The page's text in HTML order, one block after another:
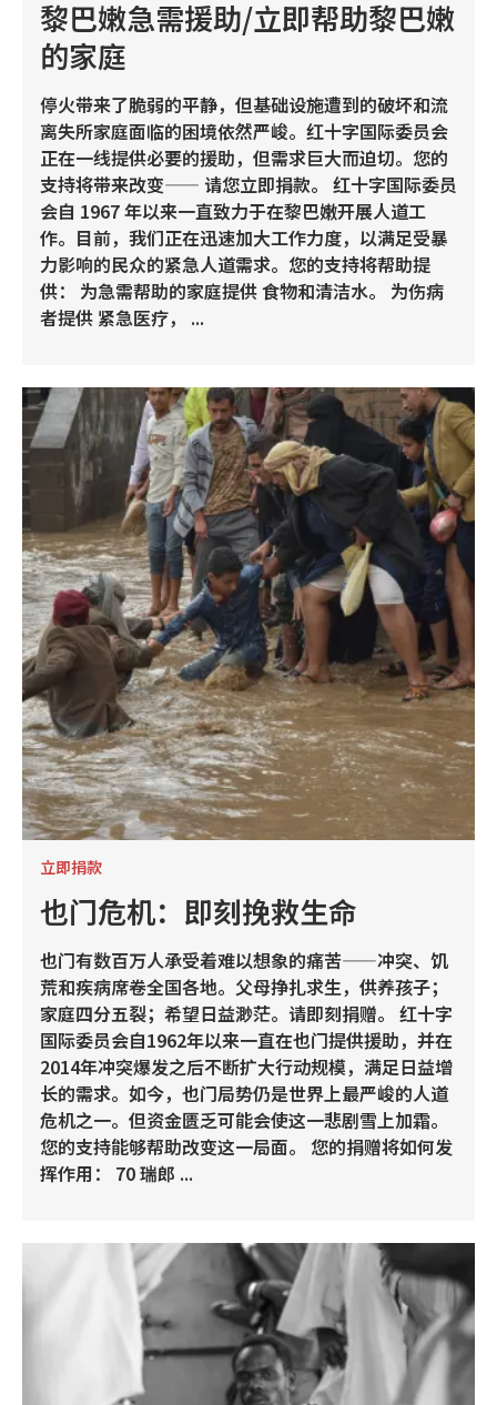
黎巴嫩急需援助/立即帮助黎巴嫩
的家庭
停火带来了脆弱的平静，但基础设施遭到的破坏和流
离失所家庭面临的困境依然严峻。红十字国际委员会
正在一线提供必要的援助，但需求巨大而迫切。您的
支持将带来改变—— 请您立即捐款。 红十字国际委员
会自 1967 年以来一直致力于在黎巴嫩开展人道工
作。目前，我们正在迅速加大工作力度，以满足受暴
力影响的民众的紧急人道需求。您的支持将帮助提
供： 为急需帮助的家庭提供 食物和清洁水。 为伤病
者提供 紧急医疗， ...
立即捐款
也门危机：即刻挽救生命
也门有数百万人承受着难以想象的痛苦——冲突、饥
荒和疾病席卷全国各地。父母挣扎求生，供养孩子；
家庭四分五裂；希望日益渺茫。请即刻捐赠。 红十字
国际委员会自1962年以来一直在也门提供援助，并在
2014年冲突爆发之后不断扩大行动规模，满足日益增
长的需求。如今，也门局势仍是世界上最严峻的人道
危机之一。但资金匮乏可能会使这一悲剧雪上加霜。
您的支持能够帮助改变这一局面。 您的捐赠将如何发
挥作用： 70 瑞郎 ...